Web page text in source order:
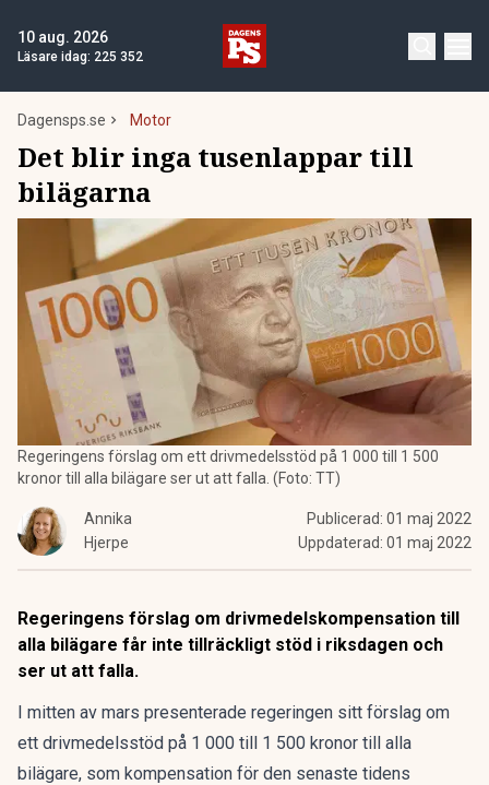
10 aug. 2026
Läsare idag: 225 352
Dagensps.se Motor
Det blir inga tusenlappar till
bilägarna
Regeringens förslag om ett drivmedelsstöd på 1 000 till 1 500
kronor till alla bilägare ser ut att falla. (Foto: TT)
Annika
Hjerpe
Publicerad: 01 maj 2022
Uppdaterad: 01 maj 2022
Regeringens förslag om drivmedelskompensation till
alla bilägare får inte tillräckligt stöd i riksdagen och
ser ut att falla.
I mitten av mars presenterade regeringen sitt förslag om
ett drivmedelsstöd på 1 000 till 1 500 kronor till alla
bilägare, som kompensation för den senaste tidens